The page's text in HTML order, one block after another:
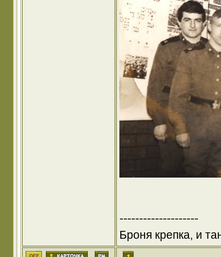
--------------------
Броня крепка, и